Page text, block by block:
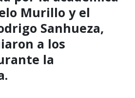
Murillo y el
Sanhueza,
a los
la